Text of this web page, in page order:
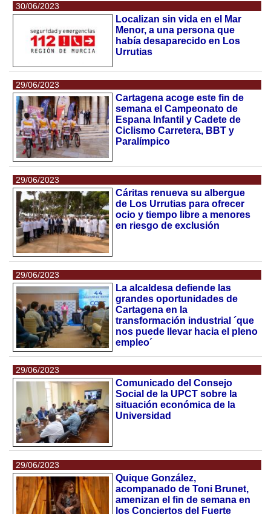
30/06/2023
Localizan sin vida en el Mar
Menor, a una persona que
había desaparecido en Los
Urrutias
29/06/2023
Cartagena acoge este fin de
semana el Campeonato de
Espana Infantil y Cadete de
Ciclismo Carretera, BBT y
Paralímpico
29/06/2023
Cáritas renueva su albergue
de Los Urrutias para ofrecer
ocio y tiempo libre a menores
en riesgo de exclusión
29/06/2023
La alcaldesa defiende las
grandes oportunidades de
Cartagena en la
transformación industrial ´que
nos puede llevar hacia el pleno
empleo´
29/06/2023
Comunicado del Consejo
Social de la UPCT sobre la
situación económica de la
Universidad
29/06/2023
Quique González,
acompanado de Toni Brunet,
amenizan el fin de semana en
los Conciertos del Fuerte